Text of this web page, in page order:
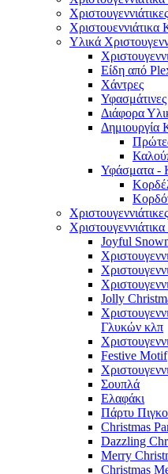
Υλικά
Είδη από
Χάντρες
Διάφορα
Δημιουργία
Υφάσματα -
Joyful
Jolly
Γλυκών κλπ
Festive Motif
Σουπλά
Ελαφάκι
Πάρτυ
Christmas
Dazzling
Merry
Christmas